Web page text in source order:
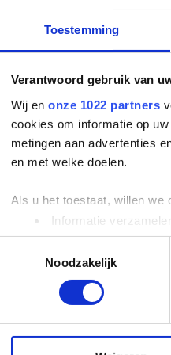
Toestemming
Verantwoord gebruik van
Wij en onze 1022 partners
cookies om informatie op
metingen aan advertenties
en met welke doelen.
Als u het toestaat, willen we
Informatie
Uw apparaat
Lees meer over hoe uw
media, adverteren en
Noodzakelijk
Onderzoek
Publicaties
Fotodienst